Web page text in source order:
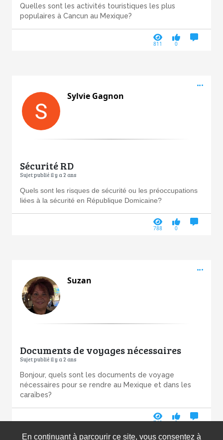
Quelles sont les activités touristiques les plus
populaires à Cancun au Mexique?
811 0
Sylvie Gagnon
Sécurité RD
Sujet publié il y a 2 ans
Quels sont les risques de sécurité ou les préoccupations
liées à la sécurité en République Domicaine?
788 0
Suzan
Documents de voyages nécessaires
Sujet publié il y a 2 ans
Bonjour, quels sont les documents de voyage
nécessaires pour se rendre au Mexique et dans les
caraïbes?
748 0
En continuant à parcourir ce site, vous consentez à